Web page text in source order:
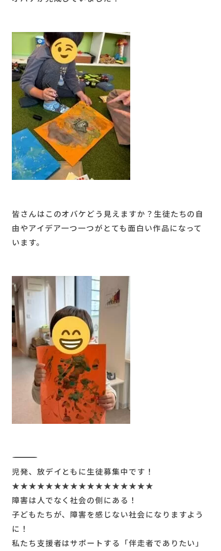
皆さんはこのオバケどう見えますか？生徒たちの自
由やアイデア一つ一つがとても面白い作品になって
います。
――――――――――――――――――――――――――
児発、放デイともに生徒募集中です！
★★★★★★★★★★★★★★★★★
障害は人でなく社会の側にある！
子どもたちが、障害を感じない社会になりますよう
に！
私たち支援者はサポートする「伴走者でありたい」